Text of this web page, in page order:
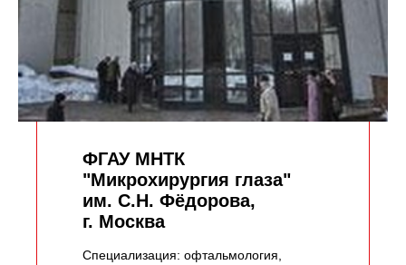
ФГАУ МНТК
"Микрохирургия глаза"
им. С.Н. Фёдорова,
г. Москва
Специализация: офтальмология,